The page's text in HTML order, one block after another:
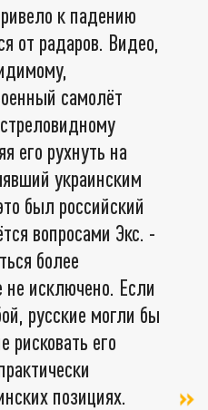
к падению
от радаров. Видео,
самолёт
его рухнуть на
украинским
был российский
вопросами Экс. -
более
не исключено. Если
русские могли бы
рисковать его
позициях.